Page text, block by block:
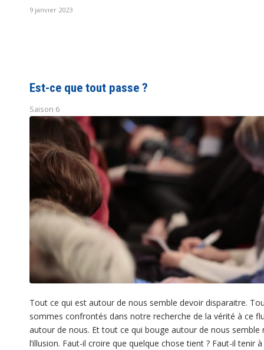
9 janvier 2023
Est-ce que tout passe ?
Saison 6
Tout ce qui est autour de nous semble devoir disparaitre.
sommes confrontés dans notre recherche de la vérité à ce
autour de nous. Et tout ce qui bouge autour de nous
l’illusion. Faut-il croire que quelque chose tient ? Faut-il